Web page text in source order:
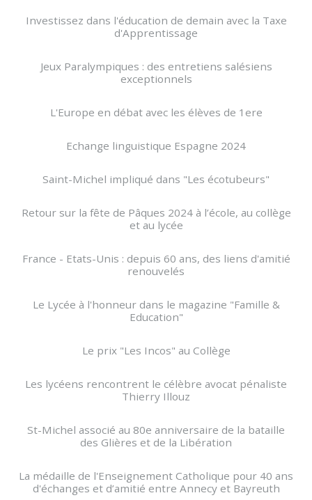
Investissez dans l'éducation de demain avec la Taxe
d'Apprentissage
Jeux Paralympiques : des entretiens salésiens
exceptionnels
L'Europe en débat avec les élèves de 1ere
Echange linguistique Espagne 2024
Saint-Michel impliqué dans "Les écotubeurs"
Retour sur la fête de Pâques 2024 à l’école, au collège
et au lycée
France - Etats-Unis : depuis 60 ans, des liens d'amitié
renouvelés
Le Lycée à l'honneur dans le magazine "Famille &
Education"
Le prix "Les Incos" au Collège
Les lycéens rencontrent le célèbre avocat pénaliste
Thierry Illouz
St-Michel associé au 80e anniversaire de la bataille
des Glières et de la Libération
La médaille de l'Enseignement Catholique pour 40 ans
d'échanges et d’amitié entre Annecy et Bayreuth